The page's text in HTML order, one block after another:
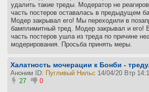
удалить такие треды. Модератор не
часть постеров оставалась в предыдущем
Модер закрывал его! Мы переходили в
бамплимитный тред. Модер закрывал и его!
часть постеров ушла из треда по причине
модерирования. Просьба принять меры.
Халатность мочерации к Бонби - треду.
Аноним ID: Пугливый Нильс 14/04/20 Втр
27
0